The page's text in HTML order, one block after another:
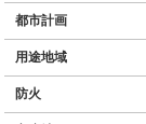
都市計画
用途地域
防火